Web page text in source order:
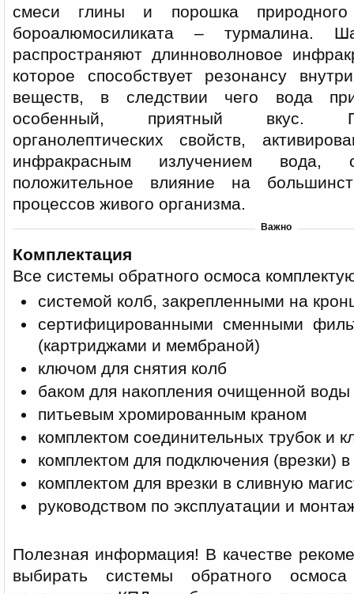
смеси глины и порошка природного
бороалюмосиликата – турмалина.
распространяют длинноволновое
которое способствует резонансу
веществ, в следствии чего вода
особенный, приятный вкус.
органолептических свойств,
инфракрасным излучением вода,
положительное влияние на
процессов живого организма.
Важно
Комплектация
Все системы обратного осмоса
системой колб, закрепленными на
сертифицированными сменными
(картриджами и мембраной)
ключом для снятия колб
баком для накопления очищенной воды
питьевым хромированным краном
комплектом соединительных трубок и
комплектом для подключения (врезки)
комплектом для врезки в сливную
руководством по эксплуатации и
Полезная информация! В качестве
выбирать системы обратного